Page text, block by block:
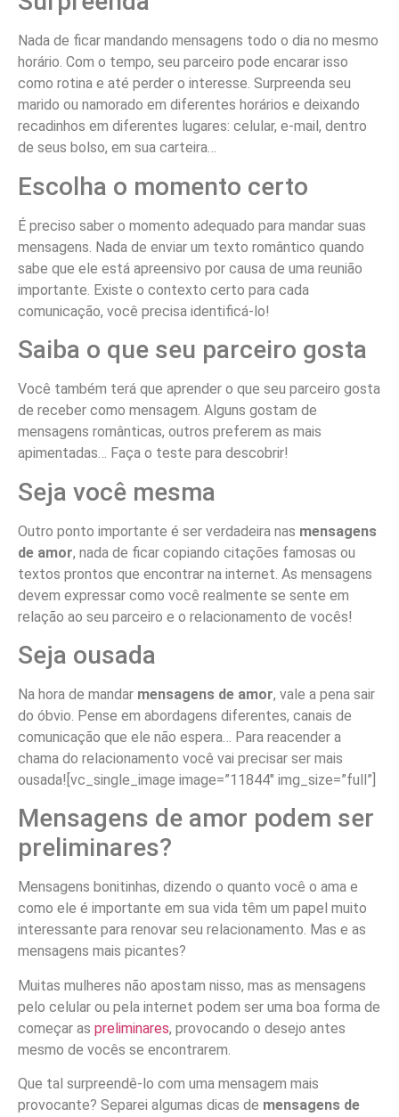
Nada de ficar mandando mensagens todo o dia no mesmo
horário. Com o tempo, seu parceiro pode encarar isso
como rotina e até perder o interesse. Surpreenda seu
marido ou namorado em diferentes horários e deixando
recadinhos em diferentes lugares: celular, e-mail, dentro
de seus bolso, em sua carteira…
Escolha o momento certo
É preciso saber o momento adequado para mandar suas
mensagens. Nada de enviar um texto romântico quando
sabe que ele está apreensivo por causa de uma reunião
importante. Existe o contexto certo para cada
comunicação, você precisa identificá-lo!
Saiba o que seu parceiro gosta
Você também terá que aprender o que seu parceiro gosta
de receber como mensagem. Alguns gostam de
mensagens românticas, outros preferem as mais
apimentadas… Faça o teste para descobrir!
Seja você mesma
Outro ponto importante é ser verdadeira nas mensagens
de amor, nada de ficar copiando citações famosas ou
textos prontos que encontrar na internet. As mensagens
devem expressar como você realmente se sente em
relação ao seu parceiro e o relacionamento de vocês!
Seja ousada
Na hora de mandar mensagens de amor, vale a pena sair
do óbvio. Pense em abordagens diferentes, canais de
comunicação que ele não espera… Para reacender a
chama do relacionamento você vai precisar ser mais
ousada![vc_single_image image=”11844″ img_size=”full”]
Mensagens de amor podem ser
preliminares?
Mensagens bonitinhas, dizendo o quanto você o ama e
como ele é importante em sua vida têm um papel muito
interessante para renovar seu relacionamento. Mas e as
mensagens mais picantes?
Muitas mulheres não apostam nisso, mas as mensagens
pelo celular ou pela internet podem ser uma boa forma de
começar as preliminares, provocando o desejo antes
mesmo de vocês se encontrarem.
Que tal surpreendê-lo com uma mensagem mais
provocante? Separei algumas dicas de mensagens de